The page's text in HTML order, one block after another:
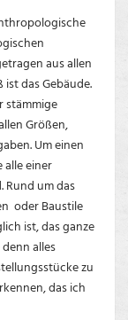
aus allen
das Gebäude.
stämmige
Größen,
Um einen
einer
um das
oder Baustile
ist, das ganze
alles
zu
das ich